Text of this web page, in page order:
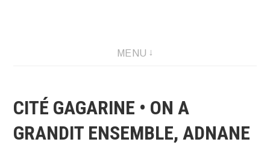
Créations graphique et illustrations
MENU
CITÉ GAGARINE • ON A
GRANDIT ENSEMBLE, ADNANE